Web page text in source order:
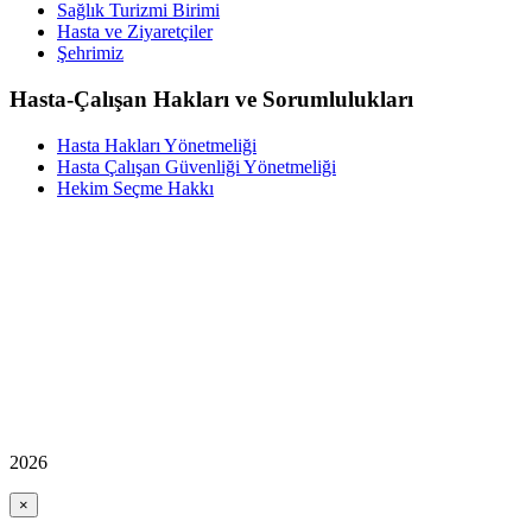
Sağlık Turizmi Birimi
Hasta ve Ziyaretçiler
Şehrimiz
Hasta-Çalışan Hakları ve Sorumlulukları
Hasta Hakları Yönetmeliği
Hasta Çalışan Güvenliği Yönetmeliği
Hekim Seçme Hakkı
2026
×